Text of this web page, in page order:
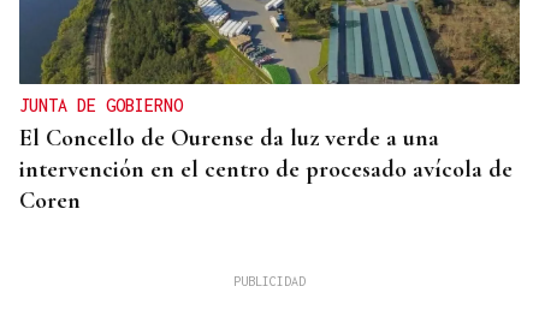
JUNTA DE GOBIERNO
El Concello de Ourense da luz verde a una
intervención en el centro de procesado avícola de
Coren